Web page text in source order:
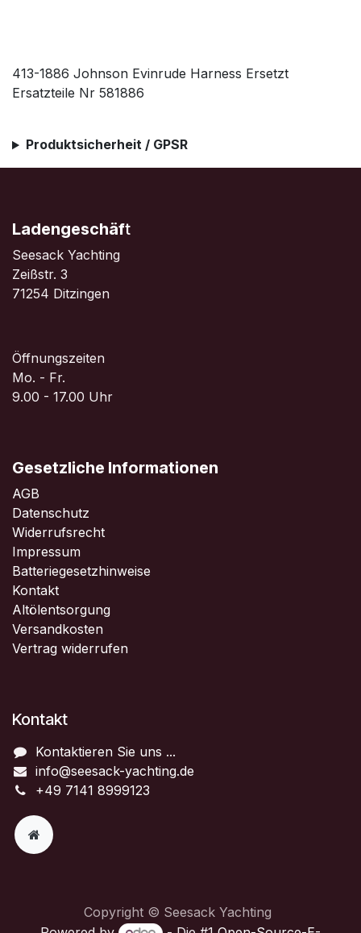
413-1886 Johnson Evinrude Harness Ersetzt
Ersatzteile Nr 581886
Produktsicherheit / GPSR
Ladengeschäft
Seesack Yachting
Zeißstr. 3
71254 Ditzingen
Öffnungszeiten
Mo. - Fr.
9.00 - 17.00 Uhr
Gesetzliche Informationen
AGB
Datenschutz
Widerrufsrecht
Impressum
Batteriegesetzhinweise
Kontakt
Altölentsorgung
Versandkosten
Vertrag widerrufen
Kontakt
Kontaktieren Sie uns ...
info@seesack-yachting.de
+49 7141 8999123
Copyright © Seesack Yachting